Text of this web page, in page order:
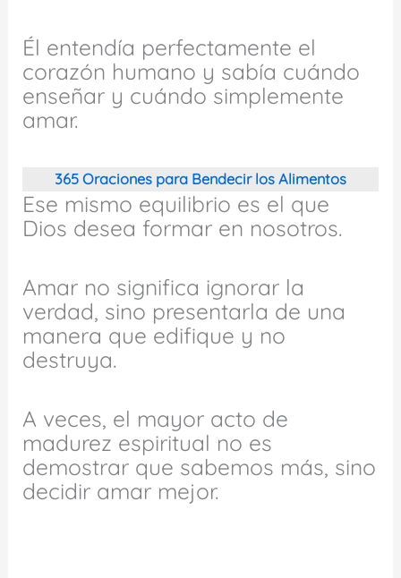
Él entendía perfectamente el
corazón humano y sabía cuándo
enseñar y cuándo simplemente
amar.
365 Oraciones para Bendecir los Alimentos
Ese mismo equilibrio es el que
Dios desea formar en nosotros.
Amar no significa ignorar la
verdad, sino presentarla de una
manera que edifique y no
destruya.
A veces, el mayor acto de
madurez espiritual no es
demostrar que sabemos más, sino
decidir amar mejor.